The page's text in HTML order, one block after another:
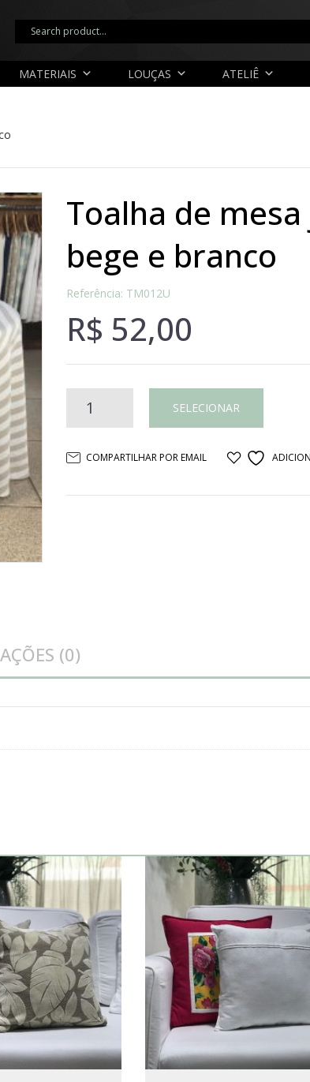
MATERIAIS LOUÇAS ATELIÊ
toalha de mesa jacquard listrado
bege e branco
Referência: TM012U
R$ 52,00
Toalha
branco
SELECIONAR
COMPARTILHAR POR EMAIL
(0)